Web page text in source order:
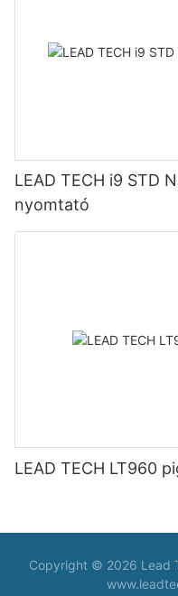
LEAD TECH i9 STD
nyomtató
LEAD TECH LT960
Copyright © 2026 Lead